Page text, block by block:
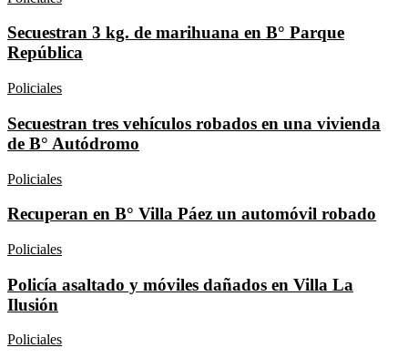
Secuestran 3 kg. de marihuana en B° Parque
República
Policiales
Secuestran tres vehículos robados en una vivienda
de B° Autódromo
Policiales
Recuperan en B° Villa Páez un automóvil robado
Policiales
Policía asaltado y móviles dañados en Villa La
Ilusión
Policiales